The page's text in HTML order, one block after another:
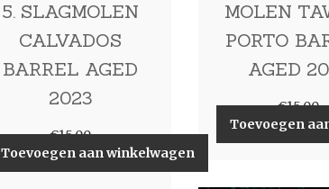
MOLEN
PORTO
AGED
€15,00
Toevoegen
5. SLAGMOLEN
CALVADOS
BARREL AGED
2023
€15,00
Toevoegen aan winkelwagen